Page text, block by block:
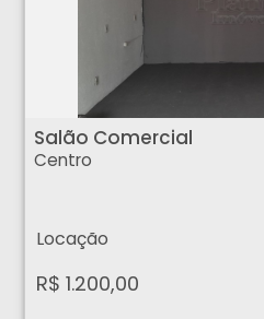
Salão Comercial - Centro - Ribeirão Preto
Salão Comercial
Centro
Locação
R$ 1.200,00